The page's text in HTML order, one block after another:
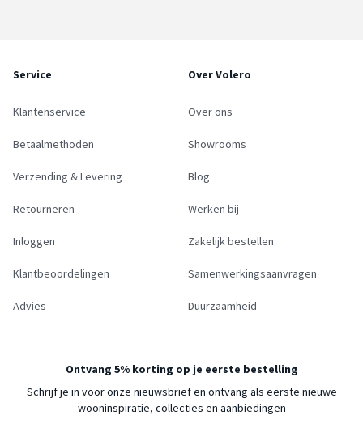
Service
Klantenservice
Betaalmethoden
Verzending & Levering
Retourneren
Inloggen
Klantbeoordelingen
Advies
Over Volero
Over ons
Showrooms
Blog
Werken bij
Zakelijk bestellen
Samenwerkingsaanvragen
Duurzaamheid
Ontvang 5% korting op je eerste bestelling
Schrijf je in voor onze nieuwsbrief en ontvang als eerste nieuwe
wooninspiratie, collecties en aanbiedingen